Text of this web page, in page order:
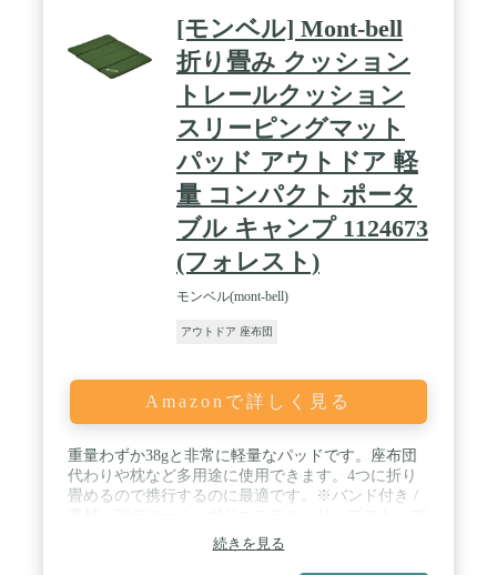
[モンベル] Mont-bell
折り畳み クッション
トレールクッション
スリーピングマット
パッド アウトドア 軽
量 コンパクト ポータ
ブル キャンプ 1124673
(フォレスト)
モンベル(mont-bell)
アウトドア 座布団
Amazonで詳しく見る
重量わずか38gと非常に軽量なパッドです。座布団
代わりや枕など多用途に使用できます。4つに折り
畳めるので携行するのに最適です。※バンド付き /
[ポリウレタン・コーティング]、ウレタンフォーム /
サイズ：長さ27×幅34×厚さ1.0cm、収納サイズ：長
続きを見る